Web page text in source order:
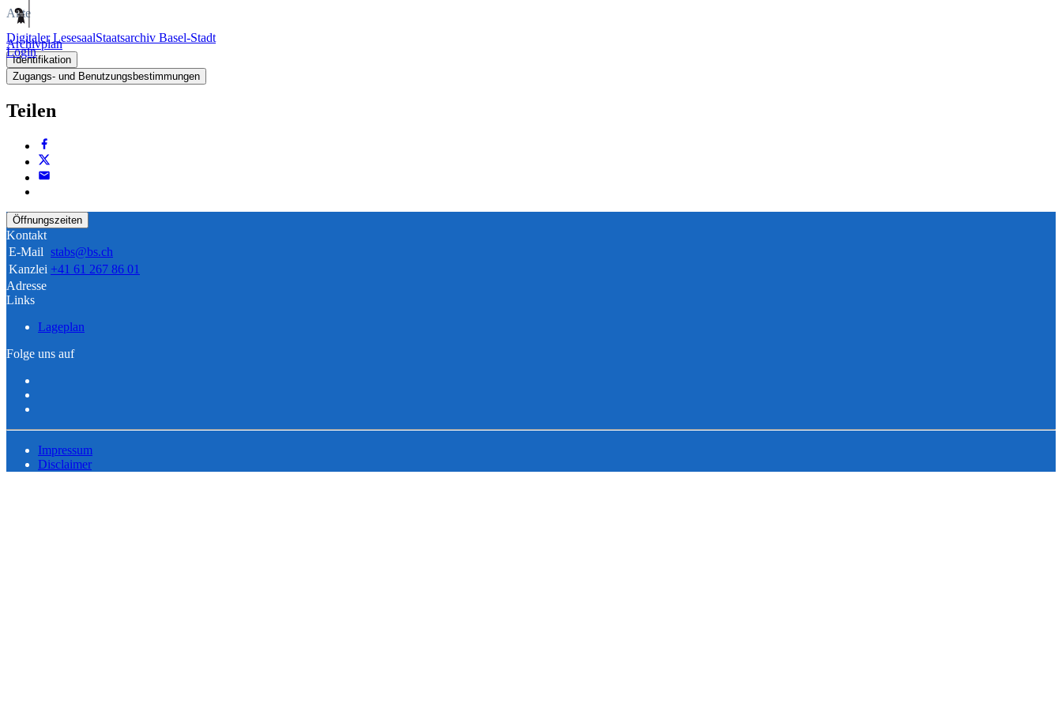
Digitaler LesesaalStaatsarchiv Basel-Stadt
Login
Akte
Archivplan
Identifikation
Zugangs- und Benutzungsbestimmungen
Teilen
Öffnungszeiten
Kontakt
E-Mail stabs@bs.ch
Kanzlei +41 61 267 86 01
Adresse
Links
Lageplan
Folge uns auf
Impressum
Disclaimer